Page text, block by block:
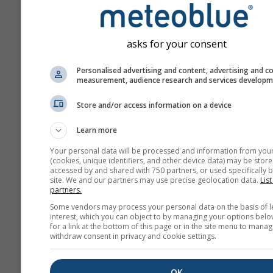
Nous ne partageons pas votre
dans notre politique de
d'autres services de meteoblue.
Plus de données météo
asks for your consent
Personalised advertising and content, advertising and
measurement, audience research and services
Store and/or access information on a device
Learn more
Your personal data will be processed and information from
(cookies, unique identifiers, and other device data) may be
accessed by and shared with 750 partners, or used specifically
site. We and our partners may use precise geolocation data.
partners.
Some vendors may process your personal data on the basis of
interest, which you can object to by managing your options
for a link at the bottom of this page or in the site menu to
withdraw consent in privacy and cookie settings.